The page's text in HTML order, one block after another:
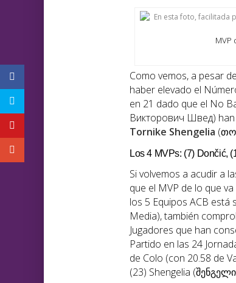
MVP
Como vemos, a pesar
haber elevado el
en 21 dado que el No
Викторович Швед) han
Tornike Shengelia
Los 4 MVPs: (7) Dončić,
Si volvemos a acudir a
que el MVP de lo que
los 5 Equipos ACB
Media), también
Jugadores que han
Partido en las 24
de Colo (con 20.58 de
(23) Shengelia